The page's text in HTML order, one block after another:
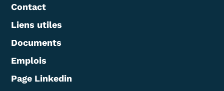
Contact
Liens utiles
Documents
Emplois
Page Linkedin